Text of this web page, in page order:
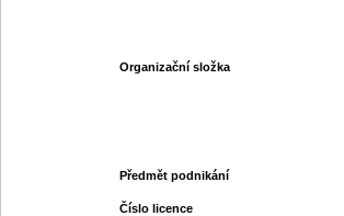
Organizační složka
Předmět podnikání
Číslo licence